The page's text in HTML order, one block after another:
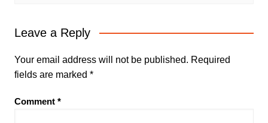
Leave a Reply
Your email address will not be published. Required
fields are marked *
Comment *